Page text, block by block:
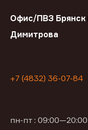
Офис/ПВЗ Брянск
Димитрова
+7 (4832) 36-07-84
пн-пт : 09:00—20:00